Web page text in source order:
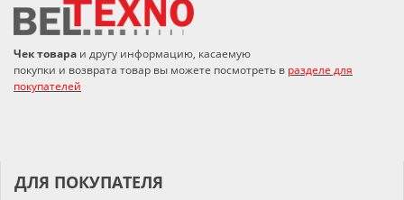
Чек товара и другу информацию, касаемую
покупки и возврата товар вы можете посмотреть в разделе для
покупателей
ДЛЯ ПОКУПАТЕЛЯ